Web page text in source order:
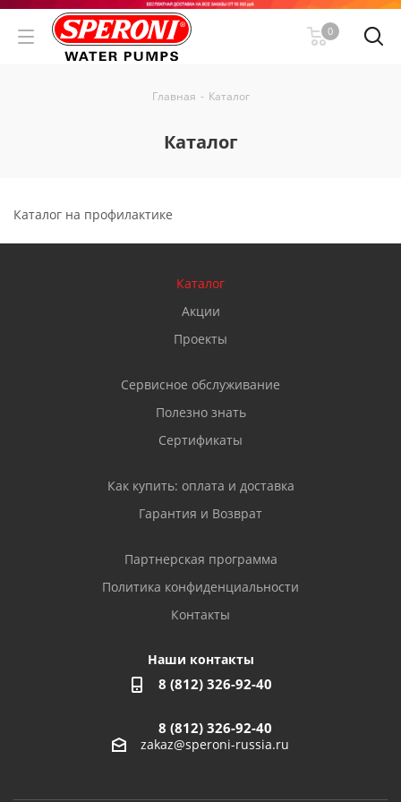
0
Главная - Каталог
Каталог
Каталог на профилактике
Каталог
Акции
Проекты
Сервисное обслуживание
Полезно знать
Сертификаты
Как купить: оплата и доставка
Гарантия и Возврат
Партнерская программа
Политика конфиденциальности
Контакты
Наши контакты
8 (812) 326-92-40
8 (812) 326-92-40
zakaz@speroni-russia.ru